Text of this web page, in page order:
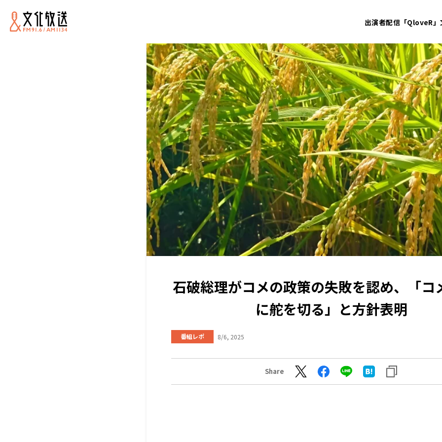
出演者配信「QloveR」
石破総理がコメの政策の失敗を認め、「コ
に舵を切る」と方針表明
番組レポ 8/6, 2025
Share